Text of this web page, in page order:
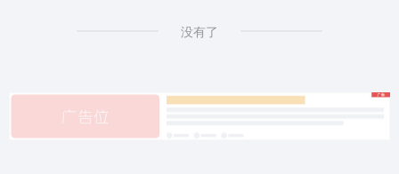
没有了